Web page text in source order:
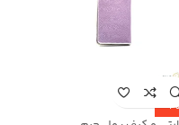
-